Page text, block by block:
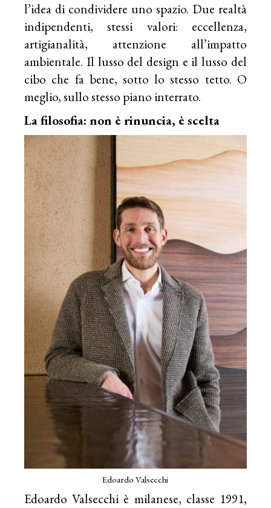
l’idea di condividere uno spazio. Due realtà
indipendenti, stessi valori: eccellenza,
artigianalità, attenzione all’impatto
ambientale. Il lusso del design e il lusso del
cibo che fa bene, sotto lo stesso tetto. O
meglio, sullo stesso piano interrato.
La filosofia: non è rinuncia, è scelta
Edoardo Valsecchi
Edoardo Valsecchi è milanese, classe 1991,